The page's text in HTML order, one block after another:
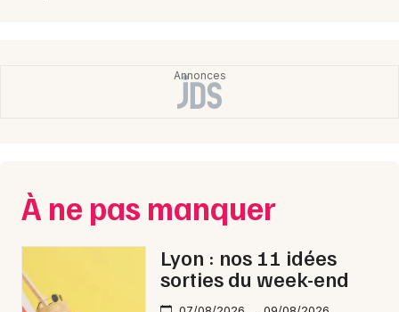
À ne pas manquer
Lyon : nos 11 idées
sorties du week-end